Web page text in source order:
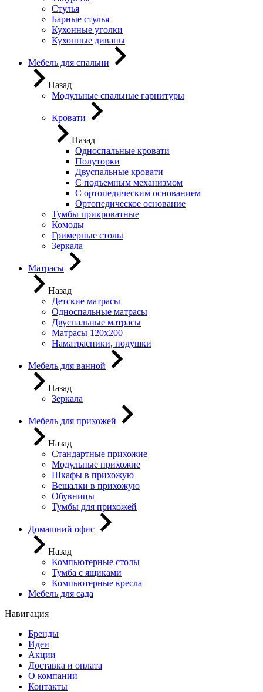
Стулья
Барные стулья
Кухонные уголки
Кухонные диваны
Мебель для спальни
Назад
Модульные спальные гарнитуры
Кровати
Назад
Односпальные кровати
Полуторки
Двуспальные кровати
С подъемным механизмом
С ортопедическим основанием
Ортопедическое основание
Тумбы прикроватные
Комоды
Гримерные столы
Зеркала
Матрасы
Назад
Детские матрасы
Односпальные матрасы
Двуспальные матрасы
Матрасы 120х200
Наматрасники, подушки
Мебель для ванной
Назад
Зеркала
Мебель для прихожей
Назад
Стандартные прихожие
Модульные прихожие
Шкафы в прихожую
Вешалки в прихожую
Обувницы
Тумбы для прихожей
Домашний офис
Назад
Компьютерные столы
Тумба с ящиками
Компьютерные кресла
Мебель для сада
Навигация
Бренды
Идеи
Акции
Доставка и оплата
О компании
Контакты